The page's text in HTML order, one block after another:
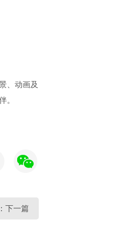
、动画及
。
下一篇